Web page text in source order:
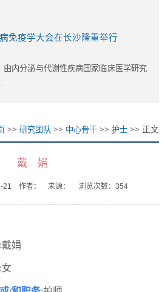
免疫学大会在长沙隆重举行
由内分泌与代谢性疾病国家临床医学研究
>> 研究团队 >> 中心骨干 >> 护士 >> 正文
戴 娟
21 作者： 来源： 浏览次数： 354
:戴娟
:女